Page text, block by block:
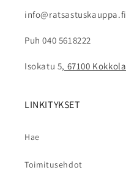
info@ratsastuskauppa.fi
Puh 040 5618222
Isokatu 5, 67100 Kokkola
LINKITYKSET
Hae
Toimitusehdot